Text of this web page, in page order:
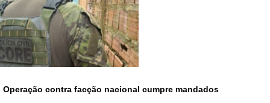
Operação contra facção nacional cumpre mandados